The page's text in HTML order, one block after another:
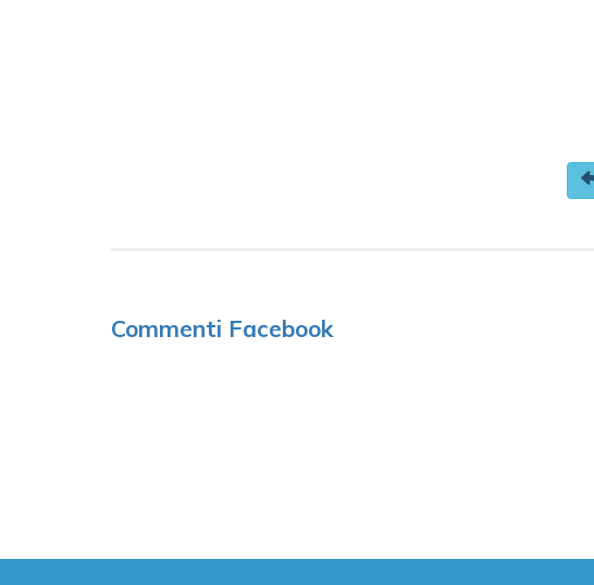
Commenti Facebook